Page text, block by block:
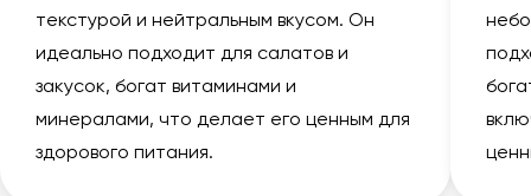
текстурой и нейтральным вкусом. Он
идеально подходит для салатов и
закусок, богат витаминами и
минералами, что делает его ценным для
здорового питания.